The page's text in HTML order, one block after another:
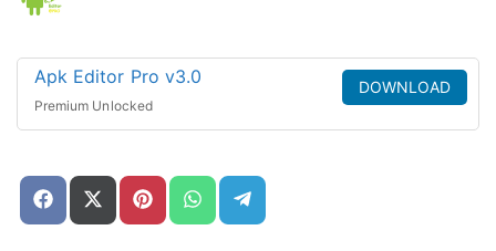
Apk Editor Pro v3.0
Premium Unlocked
DOWNLOAD
Share
on
Share
on
Share
on
Share
on
on